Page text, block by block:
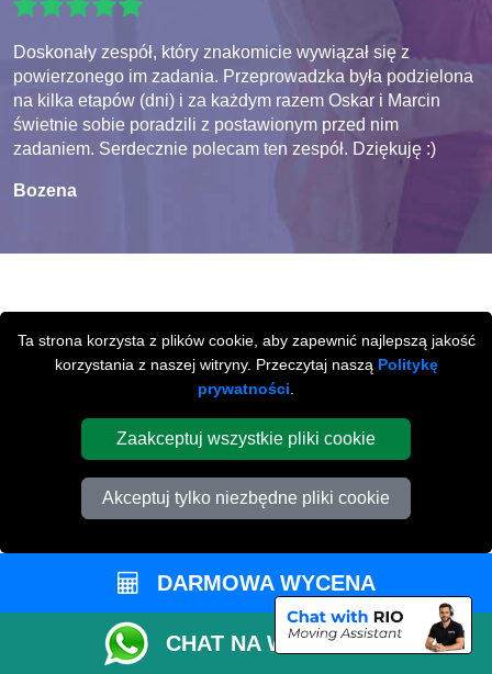
Ta strona korzysta z plików cookie, aby zapewnić najlepszą jakość
korzystania z naszej witryny. Przeczytaj naszą Politykę
prywatności
Zaakceptuj wszystkie pliki cookie
Akceptuj tylko niezbędne pliki cookie
Doskonały zespół, który znakomicie wywiązał się z
powierzonego im zadania. Przeprowadzka była podzielona
na kilka etapów (dni) i za każdym razem Oskar i Marcin
świetnie sobie poradzili z postawionym przed nim
zadaniem. Serdecznie polecam ten zespół. Dziękuję :)
Bozena
PRZEPROWADZKIZ / LUB DO
PETERBOROUGH
Międzymiastoweprzeprowadzki z / lub do
DARMOWA WYCENA
CHAT NA WHATSAPP